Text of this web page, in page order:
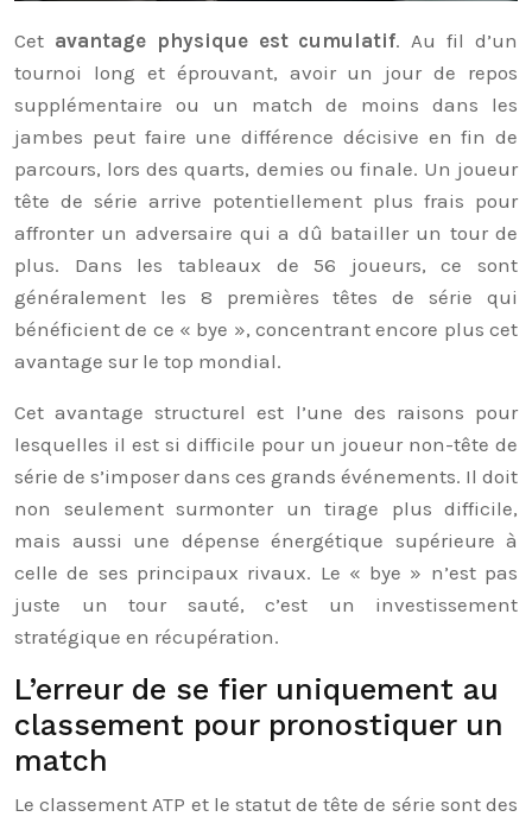
Cet avantage physique est cumulatif. Au fil d’un
tournoi long et éprouvant, avoir un jour de repos
supplémentaire ou un match de moins dans les
jambes peut faire une différence décisive en fin de
parcours, lors des quarts, demies ou finale. Un joueur
tête de série arrive potentiellement plus frais pour
affronter un adversaire qui a dû batailler un tour de
plus. Dans les tableaux de 56 joueurs, ce sont
généralement les 8 premières têtes de série qui
bénéficient de ce « bye », concentrant encore plus cet
avantage sur le top mondial.
Cet avantage structurel est l’une des raisons pour
lesquelles il est si difficile pour un joueur non-tête de
série de s’imposer dans ces grands événements. Il doit
non seulement surmonter un tirage plus difficile,
mais aussi une dépense énergétique supérieure à
celle de ses principaux rivaux. Le « bye » n’est pas
juste un tour sauté, c’est un investissement
stratégique en récupération.
L’erreur de se fier uniquement au
classement pour pronostiquer un
match
Le classement ATP et le statut de tête de série sont des